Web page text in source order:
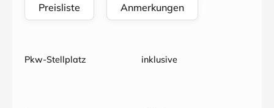
Preisliste Anmerkungen
Pkw-Stellplatz inklusive